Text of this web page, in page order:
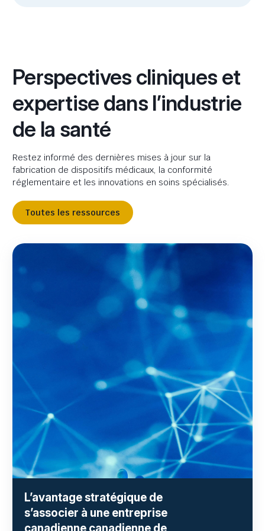
Perspectives cliniques et
expertise dans l’industrie
de la santé
Restez informé des dernières mises à jour sur la
fabrication de dispositifs médicaux, la conformité
réglementaire et les innovations en soins spécialisés.
Toutes les ressources
L’avantage stratégique de
s’associer à une entreprise